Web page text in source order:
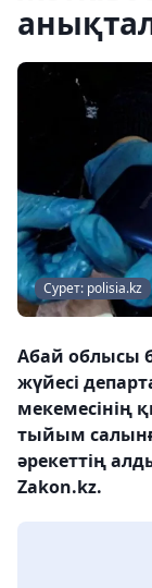
Сурет: polisia.kz
Абай облысы
жүйесі
мекемесінің
тыйым
әрекеттің
Zakon.kz.